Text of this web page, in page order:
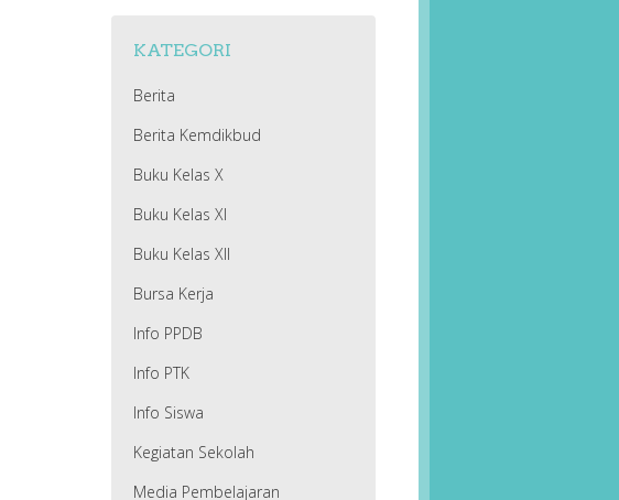
KATEGORI
Berita
Berita Kemdikbud
Buku Kelas X
Buku Kelas XI
Buku Kelas XII
Bursa Kerja
Info PPDB
Info PTK
Info Siswa
Kegiatan Sekolah
Media Pembelajaran